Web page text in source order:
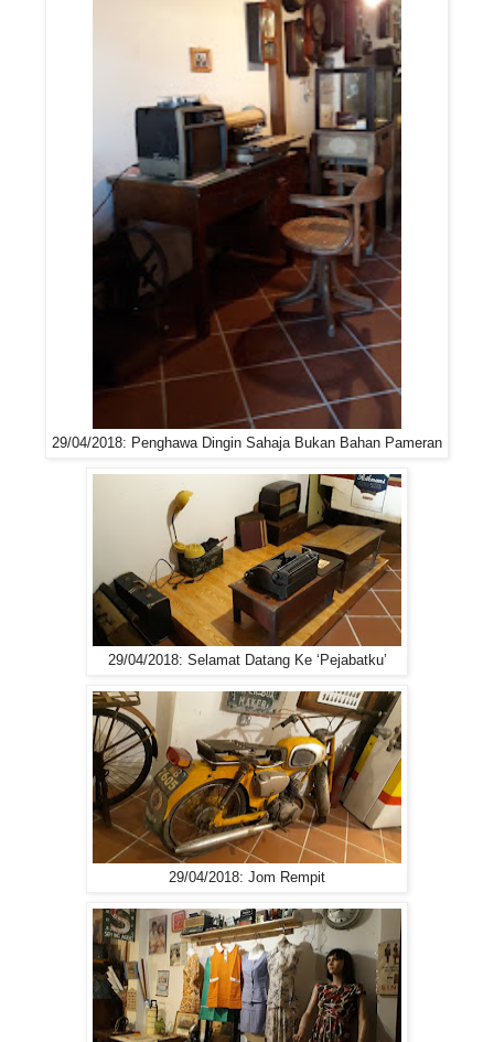
29/04/2018: Penghawa Dingin Sahaja Bukan Bahan Pameran
29/04/2018: Selamat Datang Ke ‘Pejabatku’
29/04/2018: Jom Rempit